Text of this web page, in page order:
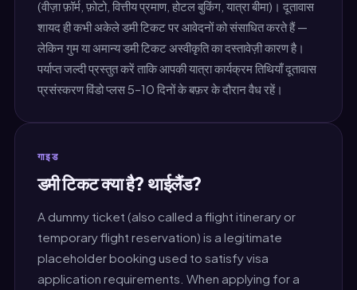
(वीज़ा फ़ॉर्म, फ़ोटो, वित्तीय प्रमाण, होटल बुकिंग, यात्रा बीमा)। दूतावास
शायद ही कभी अकेले डमी टिकट पर आवेदनों को संसाधित करते हैं —
लेकिन गुम या अमान्य डमी टिकट अस्वीकृति का दस्तावेज़ी कारण है।
पर्याप्त जल्दी प्रस्तुत करें ताकि आपकी यात्रा कार्यक्रम तिथियाँ दूतावास
प्रसंस्करण विंडो प्लस 5–10 दिनों के बफ़र के दौरान वैध रहें।
गाइड
डमी टिकट क्या है? थाईलैंड?
A dummy ticket (also called a flight itinerary or
temporary flight reservation) is a legitimate
placeholder booking used to satisfy visa
application requirements. When applying for a